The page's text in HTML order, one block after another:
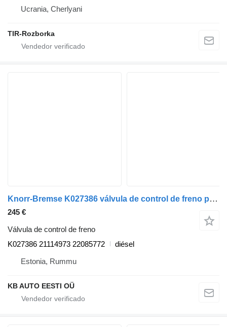
Ucrania, Cherlyani
TIR-Rozborka
Knorr-Bremse K027386 válvula de control de freno para Volvo FH, FM, FMX-4 series (2013-) cabeza tractora
245 €
Válvula de control de freno
K027386 21114973 22085772
diésel
Estonia, Rummu
KB AUTO EESTI OÜ